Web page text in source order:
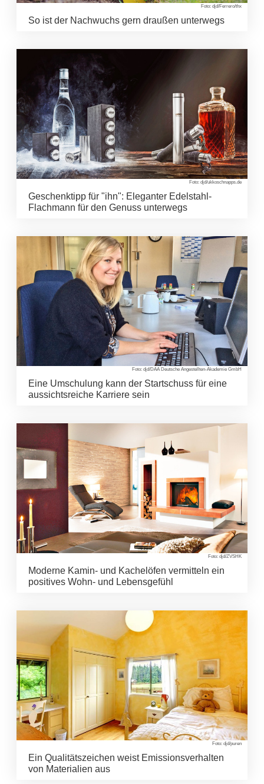
Foto: djd/Ferrero/thx
So ist der Nachwuchs gern draußen unterwegs
Foto: djd/ukkoschnapps.de
Geschenktipp für "ihn": Eleganter Edelstahl-
Flachmann für den Genuss unterwegs
Foto: djd/DAA Deutsche Angestellten-Akademie GmbH
Eine Umschulung kann der Startschuss für eine
aussichtsreiche Karriere sein
Foto: djd/ZVSHK
Moderne Kamin- und Kachelöfen vermitteln ein
positives Wohn- und Lebensgefühl
Foto: djd/puren
Ein Qualitätszeichen weist Emissionsverhalten
von Materialien aus